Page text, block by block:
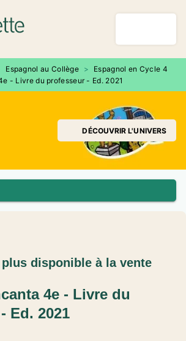
Espagnol au Collège >
Espagnol en Cycle 4
- Livre du professeur - Ed. 2021
DÉCOUVRIR L'UNIVERS
4e - Livre du
Ed. 2021
disponible à la vente